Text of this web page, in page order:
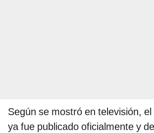
Según se mostró en televisión,
ya fue publicado oficialmente y